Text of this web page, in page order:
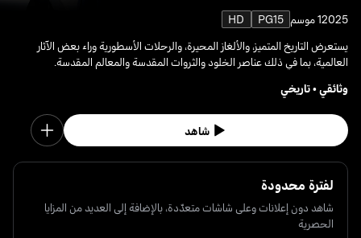
20251 موسم PG15
HD
يستعرض التاريخ المتميز، والألغاز المحيرة، والرحلات الأسطورية وراء بعض الآثار
العالمية، بما في ذلك عناصر الخلود والثروات المقدسة والمعالم المقدسة.
وثائقي •تاريخي
شاهد
لفترة محدودة
شاهد دون إعلانات وعلى شاشات متعدّدة، بالإضافة إلى العديد من المزايا
الحصرية